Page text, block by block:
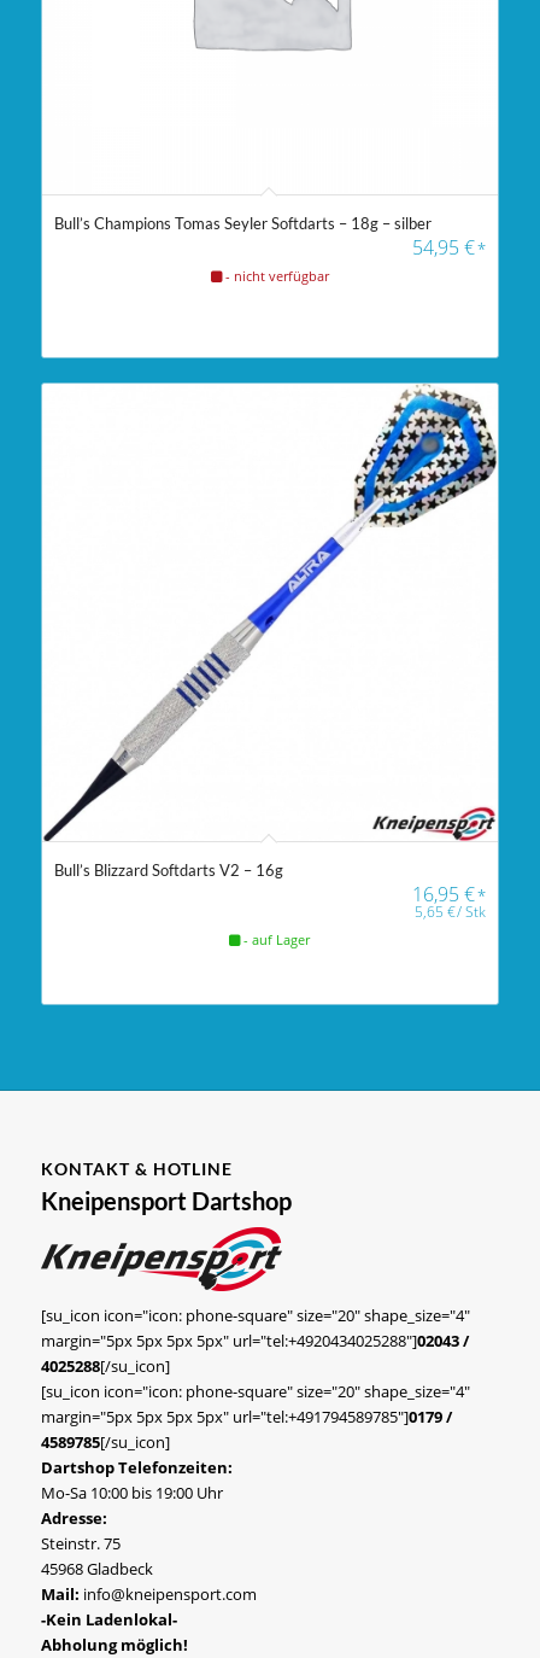
Bull’s Champions Tomas Seyler Softdarts – 18g – silber
54,95€*
- nicht verfügbar
Bull’s Blizzard Softdarts V2 – 16g
16,95€*
5,65€/Stk
- auf Lager
KONTAKT & HOTLINE
Kneipensport Dartshop
[su_icon icon="icon: phone-square" size="20" shape_size="4"
margin="5px 5px 5px 5px" url="tel:+4920434025288"]02043 /
4025288[/su_icon]
[su_icon icon="icon: phone-square" size="20" shape_size="4"
margin="5px 5px 5px 5px" url="tel:+491794589785"]0179 /
4589785[/su_icon]
Dartshop Telefonzeiten:
Mo-Sa 10:00 bis 19:00 Uhr
Adresse:
Steinstr. 75
45968 Gladbeck
Mail: info@kneipensport.com
-Kein Ladenlokal-
Abholung möglich!